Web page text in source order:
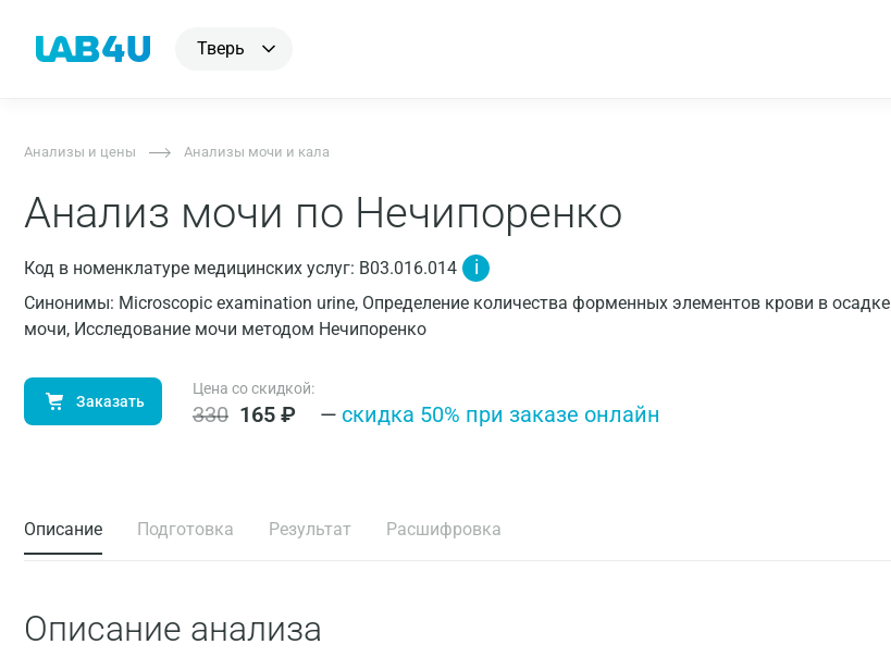
Тверь
Анализы и цены Анализы мочи и кала
Анализ мочи по Нечипоренко
Код в номенклатуре медицинских услуг: B03.016.014 i
Синонимы: Microscopic examination urine, Определение количества форменных элементов крови в осадке
мочи, Исследование мочи методом Нечипоренко
Заказать
Цена со скидкой:
330 165 ₽ — cкидка 50% при заказе онлайн
Описание Подготовка Результат Расшифровка
Описание анализа